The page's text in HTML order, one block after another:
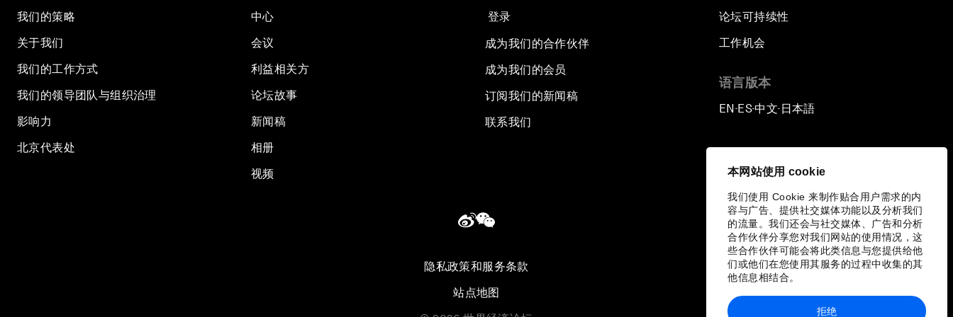
本网站使用 cookie
我们使用 Cookie 来制作贴合用户需求的内
容与广告、提供社交媒体功能以及分析我们
的流量。我们还会与社交媒体、广告和分析
合作伙伴分享您对我们网站的使用情况，这
些合作伙伴可能会将此类信息与您提供给他
们或他们在您使用其服务的过程中收集的其
他信息相结合。
拒绝
我们的策略
关于我们
我们的工作方式
我们的领导团队与组织治理
影响力
北京代表处
中心
会议
利益相关方
论坛故事
新闻稿
相册
视频
登录
成为我们的合作伙伴
成为我们的会员
订阅我们的新闻稿
联系我们
论坛可持续性
工作机会
语言版本
EN ▪ES▪中文▪ 日本語
隐私政策和服务条款
站点地图